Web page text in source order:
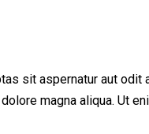
sit aspernatur aut odit
magna aliqua. Ut